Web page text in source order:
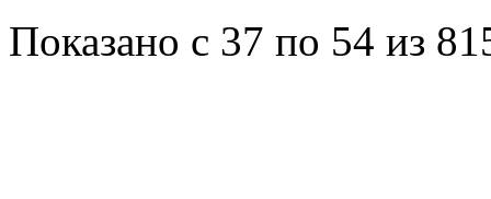
Показано с 37 по 54 из